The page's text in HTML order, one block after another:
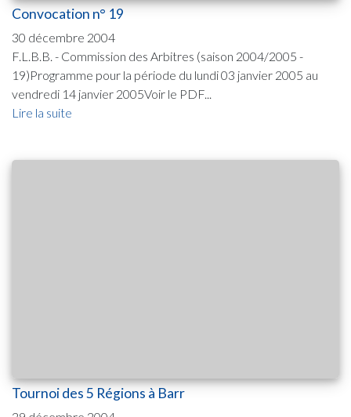
Convocation n° 19
30 décembre 2004
F.L.B.B. - Commission des Arbitres (saison 2004/2005 -
19)Programme pour la période du lundi 03 janvier 2005 au
vendredi 14 janvier 2005Voir le PDF...
Lire la suite
Tournoi des 5 Régions à Barr